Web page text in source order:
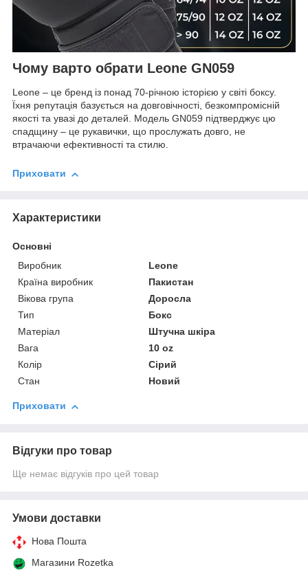
Чому варто обрати Leone GN059
Leone – це бренд із понад 70-річною історією у світі боксу.
Їхня репутація базується на довговічності, безкомпромісній
якості та увазі до деталей. Модель GN059 підтверджує цю
спадщину – це рукавички, що прослужать довго, не
втрачаючи ефективності та стилю.
Приховати
Характеристики
Основні
Виробник
Leone
Країна виробник
Пакистан
Вікова група
Доросла
Тип
Бокс
Матеріал
Штучна шкіра
Вага
10 oz
Колір
Сірий
Стан
Новий
Приховати
Відгуки про товар
Ще немає відгуків про цей товар
Умови доставки
Нова Пошта
Магазини Rozetka